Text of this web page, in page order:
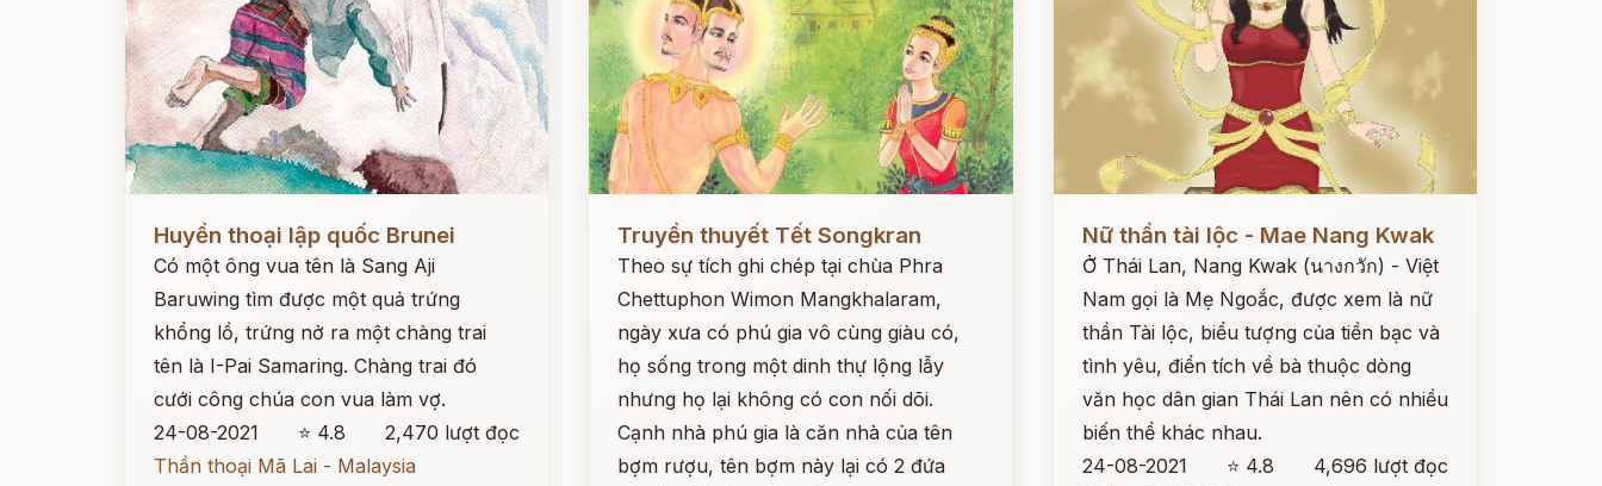
Đọc ngay
Huyền thoại lập quốc Brunei
Có một ông vua tên là Sang Aji
Baruwing tìm được một quả trứng
khổng lồ, trứng nở ra một chàng trai
tên là I-Pai Samaring. Chàng trai đó
cưới công chúa con vua làm vợ.
24-08-2021
⭐ 4.8
2,470 lượt đọc
Thần thoại Mã Lai - Malaysia
Đọc ngay
Truyền thuyết Tết Songkran
Theo sự tích ghi chép tại chùa Phra
Chettuphon Wimon Mangkhalaram,
ngày xưa có phú gia vô cùng giàu có,
họ sống trong một dinh thự lộng lẫy
nhưng họ lại không có con nối dõi.
Cạnh nhà phú gia là căn nhà của tên
bợm rượu, tên bợm này lại có 2 đứa
Nữ thần tài lộc - Mae Nang Kwak
Ở Thái Lan, Nang Kwak (นางกวัก) - Việt
Nam gọi là Mẹ Ngoắc, được xem là nữ
thần Tài lộc, biểu tượng của tiền bạc và
tình yêu, điển tích về bà thuộc dòng
văn học dân gian Thái Lan nên có nhiều
biến thể khác nhau.
24-08-2021
⭐ 4.8
4,696 lượt đọc